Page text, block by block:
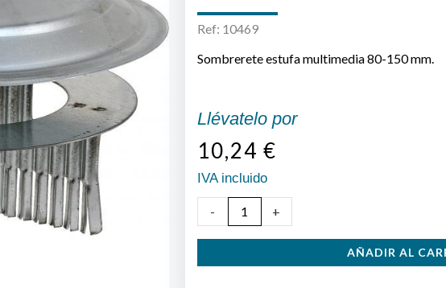
Ref: 10469
Sombrerete estufa multimedia 80-150 mm.
Llévatelo por
10,24 €
IVA incluido
-
Sombrerete
estufa
+
AÑADIR AL